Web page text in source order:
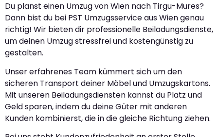
Du planst einen Umzug von Wien nach Tirgu-Mures?
Dann bist du bei PST Umzugsservice aus Wien genau
richtig! Wir bieten dir professionelle Beiladungsdienste,
um deinen Umzug stressfrei und kostengünstig zu
gestalten.
Unser erfahrenes Team kümmert sich um den
sicheren Transport deiner Möbel und Umzugskartons.
Mit unseren Beiladungsdiensten kannst du Platz und
Geld sparen, indem du deine Güter mit anderen
Kunden kombinierst, die in die gleiche Richtung ziehen.